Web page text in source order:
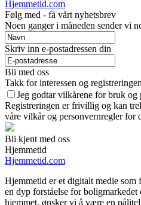
Hjemmetid.com
Følg med - få vårt nyhetsbrev
Noen ganger i måneden sender vi
Skriv inn e-postadressen din
Bli med oss
Takk for interessen og registreringen
Jeg godtar vilkårene for bruk
Registreringen er frivillig og kan
våre vilkår og personvernregler for
Bli kjent med oss
Hjemmetid
Hjemmetid.com
Hjemmetid er et digitalt medie
en dyp forståelse for boligmarkedet
hjemmet, ønsker vi å være en